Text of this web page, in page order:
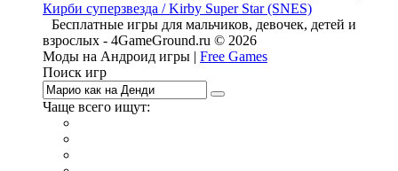
Кирби суперзвезда / Kirby Super Star (SNES)
Бесплатные игры для мальчиков, девочек, детей и
взрослых - 4GameGround.ru © 2026
Моды на Андроид игры | Free Games
Поиск игр
Чаще всего ищут: